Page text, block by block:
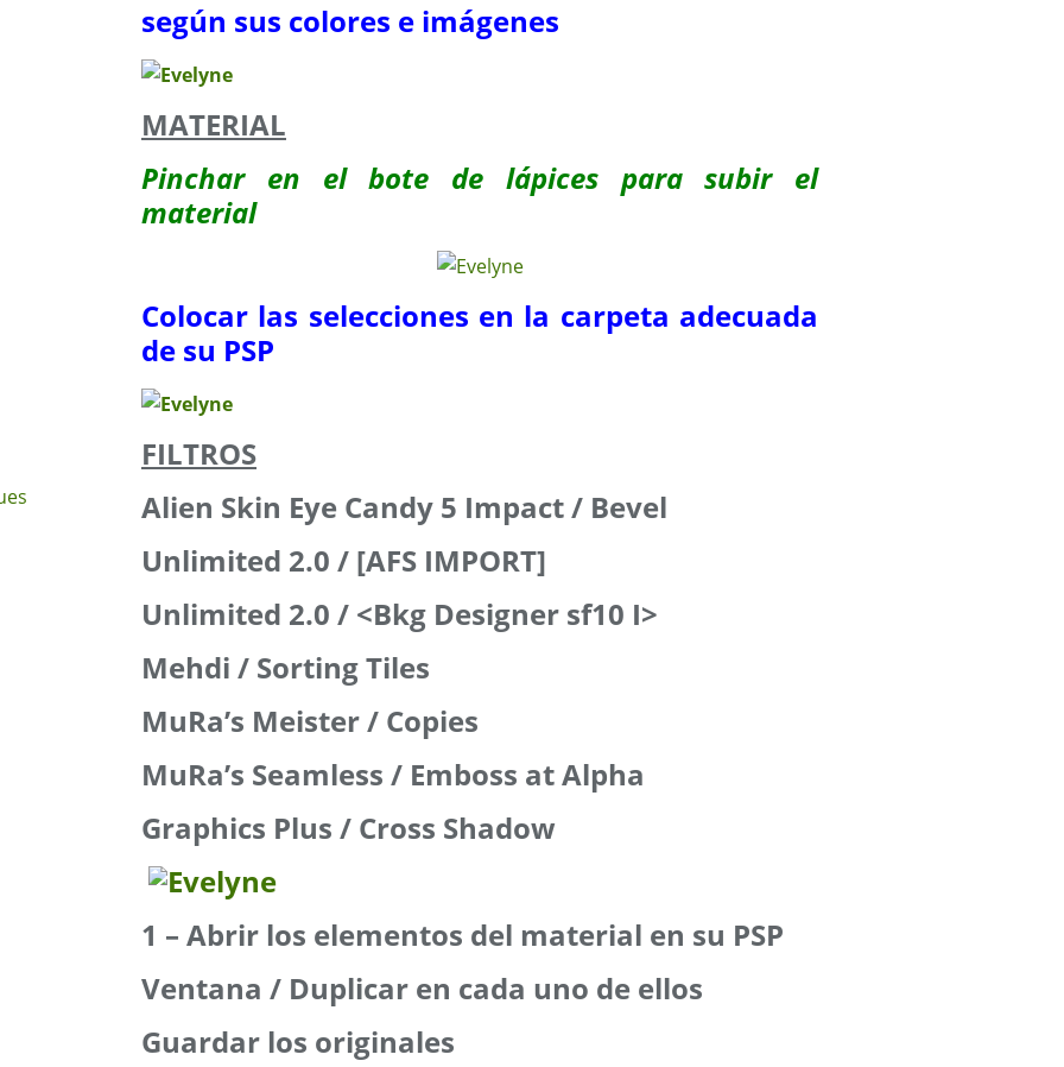
según sus colores e imágenes
MATERIAL
Pinchar en el bote de lápices para subir el
material
Colocar las selecciones en la carpeta adecuada
de su PSP
FILTROS
Alien Skin Eye Candy 5 Impact / Bevel
Unlimited 2.0 / [AFS IMPORT]
Unlimited 2.0 / <Bkg Designer sf10 I>
Mehdi / Sorting Tiles
MuRa’s Meister / Copies
MuRa’s Seamless / Emboss at Alpha
Graphics Plus / Cross Shadow
1 – Abrir los elementos del material en su PSP
Ventana / Duplicar en cada uno de ellos
Guardar los originales